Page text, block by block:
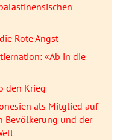
Rote Angst
«Ab in die
den Krieg
als Mitglied auf –
Bevölkerung und der